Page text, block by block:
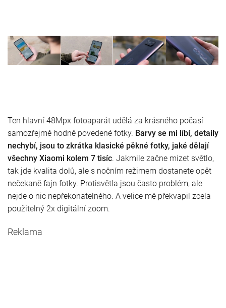
Ten hlavní 48Mpx fotoaparát udělá za krásného počasí
samozřejmě hodně povedené fotky. Barvy se mi líbí, detaily
nechybí, jsou to zkrátka klasické pěkné fotky, jaké dělají
všechny Xiaomi kolem 7 tisíc. Jakmile začne mizet světlo,
tak jde kvalita dolů, ale s nočním režimem dostanete opět
nečekaně fajn fotky. Protisvětla jsou často problém, ale
nejde o nic nepřekonatelného. A velice mě překvapil zcela
použitelný 2x digitální zoom.
Reklama